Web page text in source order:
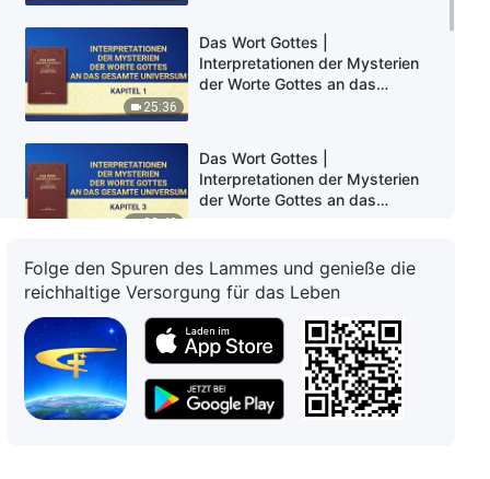
25:36
Das Wort Gottes |
Interpretationen der Mysterien
der Worte Gottes an das
32:48
Das Wort Gottes |
Interpretationen der Mysterien
der Worte Gottes an das
23:30
Das Wort Gottes |
Interpretationen der Mysterien
der Worte Gottes an das
gesamte Universum: Kapitel 5
Das Wort Gottes |
Interpretationen der Mysterien
Folge den Spuren des Lammes und genieße die
reichhaltige Versorgung für das Leben